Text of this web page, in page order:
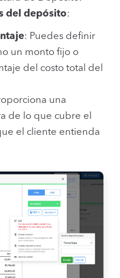
del depósito:
: Puedes definir
un monto fijo o
del costo total del
una
de lo que cubre el
el cliente entienda